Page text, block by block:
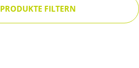
PRODUKTE FILTERN